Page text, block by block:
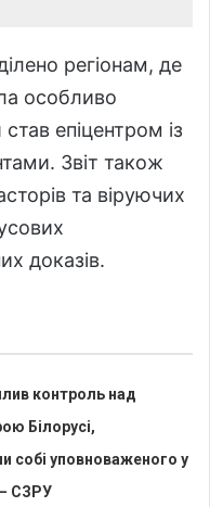
регіонам, де
особливо
епіцентром із
Звіт також
та віруючих
доказів.
контроль над
Білорусі,
собі уповноваженого у
— СЗРУ